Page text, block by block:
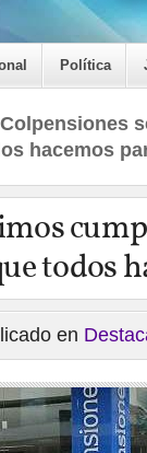
Política
hacemos
todos
en